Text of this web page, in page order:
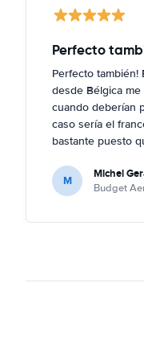
Perfecto
Perfecto
desde Bélgica
cuando deberían
caso sería el
bastante puesto
haber ningún
M Michel
Budget